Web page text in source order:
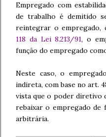
Empregado com
de trabalho é demitido
reintegrar o empregado,
118 da Lei 8.213/91, o
função do empregado
Neste caso, o
indireta, com base no art.
vista que o poder diretivo
rebaixar o empregado de
arbitrária.